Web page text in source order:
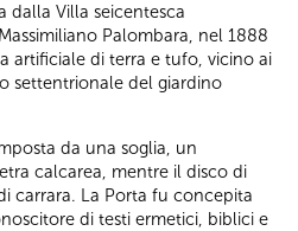
dalla Villa seicentesca
Palombara, nel 1888
artificiale di terra e tufo, vicino ai
settentrionale del giardino
da una soglia, un
calcarea, mentre il disco di
carrara. La Porta fu concepita
di testi ermetici, biblici e